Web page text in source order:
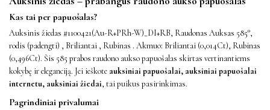
Kas tai per papuošalas?
Auksinis žiedas #1100421(Au-R+PRh-W)_DI+RB, Raudonas Auksas 585°,
rodis (padengti) , Briliantai , Rubinas . Akmuo: Briliantai (0,014Ct), Rubinas
(0,496Ct). Šis 585 prabos raudono aukso papuošalas skirtas vertinantiems
kokybę ir eleganciją. Jei ieškote auksiniai papuošalai, auksiniai papuošalai
internetu, auksiniai žiedai, tai puikus pasirinkimas.
Pagrindiniai privalumai